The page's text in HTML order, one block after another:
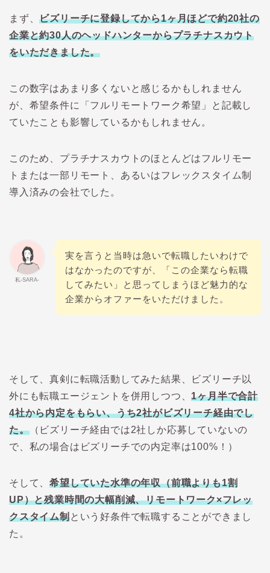
まず、ビズリーチに登録してから1ヶ月ほどで約20社の
企業と約30人のヘッドハンターからプラチナスカウト
をいただきました。
この数字はあまり多くないと感じるかもしれません
が、希望条件に「フルリモートワーク希望」と記載し
ていたことも影響しているかもしれません。
このため、プラチナスカウトのほとんどはフルリモー
トまたは一部リモート、あるいはフレックスタイム制
導入済みの会社でした。
私-SARA-
実を言うと当時は急いで転職したいわけで
はなかったのですが、「この企業なら転職
してみたい」と思ってしまうほど魅力的な
企業からオファーをいただけました。
そして、真剣に転職活動してみた結果、ビズリーチ以
外にも転職エージェントを併用しつつ、1ヶ月半で合計
4社から内定をもらい、うち2社がビズリーチ経由でし
た。（ビズリーチ経由では2社しか応募していないの
で、私の場合はビズリーチでの内定率は100%！）
そして、希望していた水準の年収（前職よりも1割
UP）と残業時間の大幅削減、リモートワーク×フレッ
クスタイム制という好条件で転職することができまし
た。